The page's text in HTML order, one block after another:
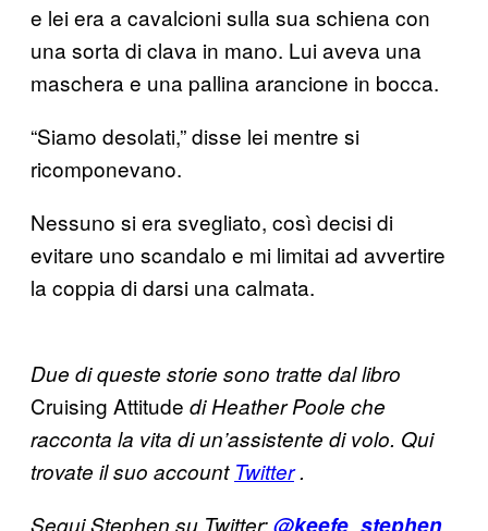
e lei era a cavalcioni sulla sua schiena con
una sorta di clava in mano. Lui aveva una
maschera e una pallina arancione in bocca.
“Siamo desolati,” disse lei mentre si
ricomponevano.
Nessuno si era svegliato, così decisi di
evitare uno scandalo e mi limitai ad avvertire
la coppia di darsi una calmata.
Due di queste storie sono tratte dal libro
Cruising Attitude di Heather Poole che
racconta la vita di un’assistente di volo. Qui
trovate il suo account Twitter .
Segui Stephen su Twitter:@keefe_stephen